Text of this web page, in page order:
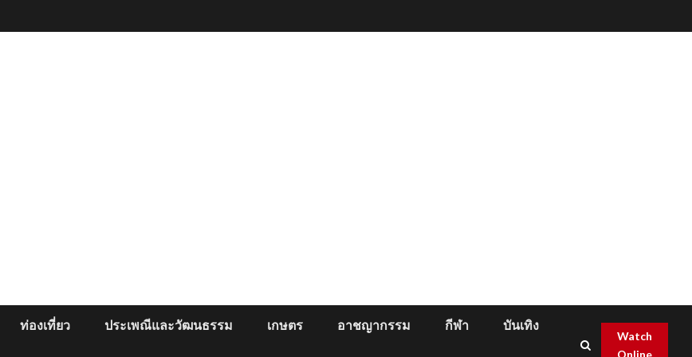
ท่องเที่ยว ประเพณีและวัฒนธรรม เกษตร อาชญากรรม กีฬา บันเทิง
Watch